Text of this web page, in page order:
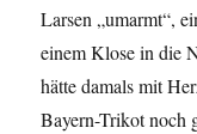
Larsen „umarmt“,
einem Klose in die
hätte damals mit
Bayern-Trikot noch